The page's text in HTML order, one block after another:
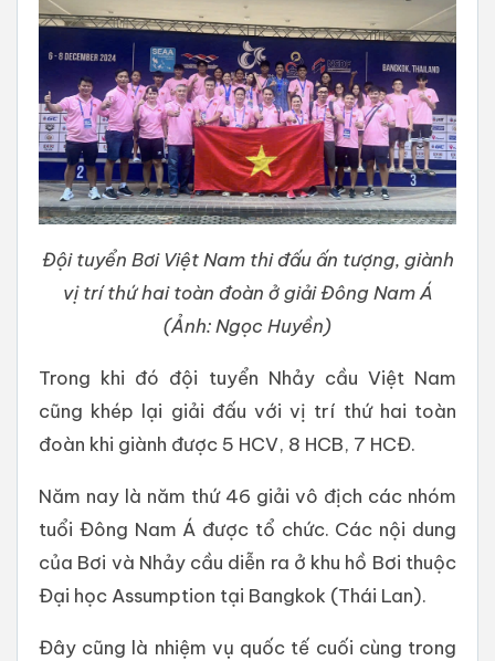
Đội tuyển Bơi Việt Nam thi đấu ấn tượng, giành
vị trí thứ hai toàn đoàn ở giải Đông Nam Á
(Ảnh: Ngọc Huyền)
Trong khi đó đội tuyển Nhảy cầu Việt Nam
cũng khép lại giải đấu với vị trí thứ hai toàn
đoàn khi giành được 5 HCV, 8 HCB, 7 HCĐ.
Năm nay là năm thứ 46 giải vô địch các nhóm
tuổi Đông Nam Á được tổ chức. Các nội dung
của Bơi và Nhảy cầu diễn ra ở khu hồ Bơi thuộc
Đại học Assumption tại Bangkok (Thái Lan).
Đây cũng là nhiệm vụ quốc tế cuối cùng trong